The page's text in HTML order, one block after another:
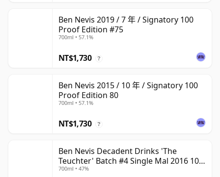
Ben Nevis 2019 / 7 年 / Signatory 100
Proof Edition #75
700ml • 57.1%
NT$1,730 ?
Ben Nevis 2015 / 10 年 / Signatory 100
Proof Edition 80
700ml • 57.1%
NT$1,730 ?
Ben Nevis Decadent Drinks 'The
Teuchter' Batch #4 Single Mal 2016 10
年
700ml • 47%